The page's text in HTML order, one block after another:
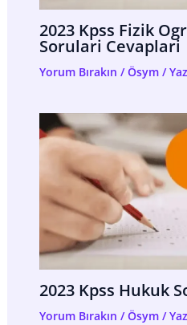
2023 Kpss Fizik
Sorulari Cevaplari
Yorum Bırakın /Ösym/
2023 Kpss Hukuk
Yorum Bırakın /Ösym/